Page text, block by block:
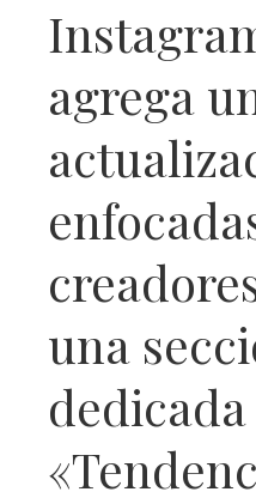
agrega
una